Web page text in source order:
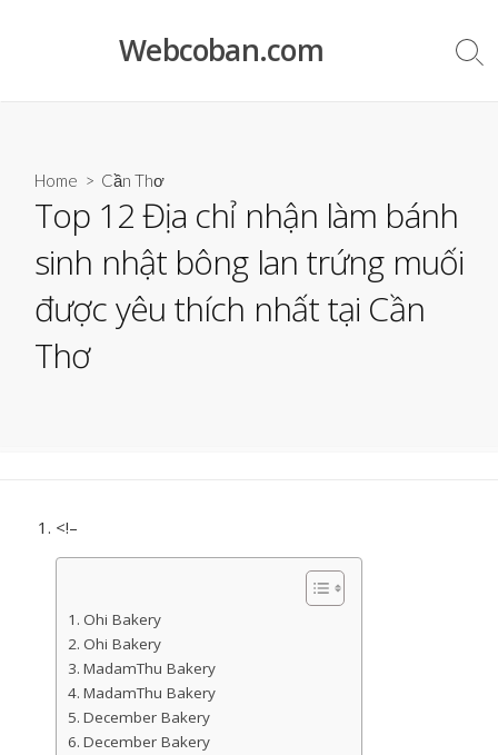
Webcoban.com
Home > Cần Thơ
Top 12 Địa chỉ nhận làm bánh
sinh nhật bông lan trứng muối
được yêu thích nhất tại Cần
Thơ
<!–
Ohi Bakery
Ohi Bakery
MadamThu Bakery
MadamThu Bakery
December Bakery
December Bakery